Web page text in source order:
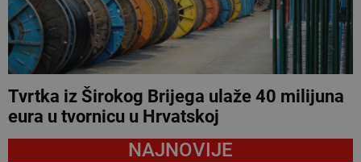
Tvrtka iz Širokog Brijega ulaže 40 milijuna
eura u tvornicu u Hrvatskoj
NAJNOVIJE